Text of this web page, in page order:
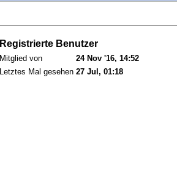
Registrierte Benutzer
Mitglied von
24 Nov '16, 14:52
Letztes Mal gesehen 27 Jul, 01:18